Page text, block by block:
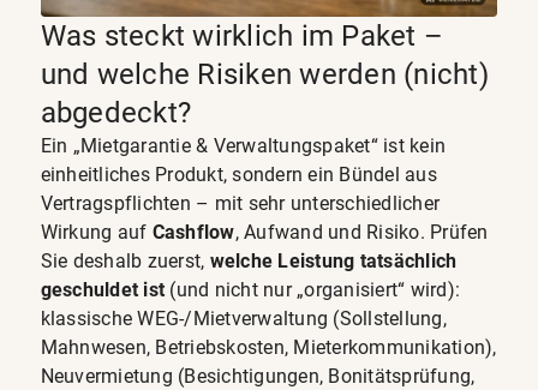
Was steckt wirklich im Paket –
und welche Risiken werden (nicht)
abgedeckt?
Ein „Mietgarantie & Verwaltungspaket“ ist kein
einheitliches Produkt, sondern ein Bündel aus
Vertragspflichten – mit sehr unterschiedlicher
Wirkung auf Cashflow, Aufwand und Risiko. Prüfen
Sie deshalb zuerst, welche Leistung tatsächlich
geschuldet ist (und nicht nur „organisiert“ wird):
klassische WEG-/Mietverwaltung (Sollstellung,
Mahnwesen, Betriebskosten, Mieterkommunikation),
Neuvermietung (Besichtigungen, Bonitätsprüfung,